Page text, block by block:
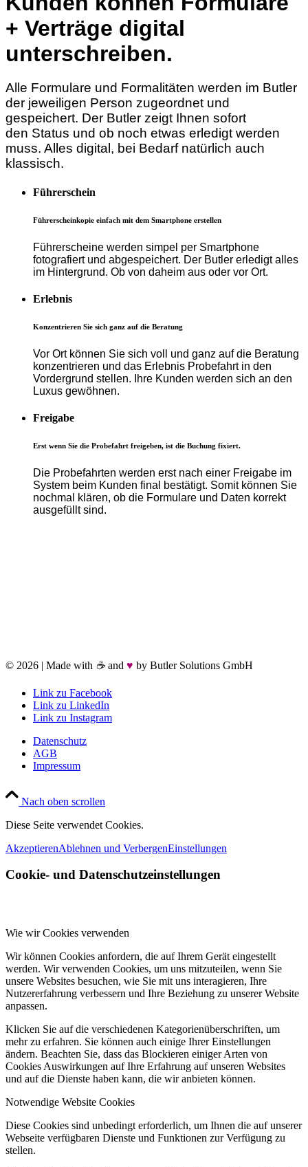
+ Verträge digital
unterschreiben.
Alle Formulare und Formalitäten werden im Butler
der jeweiligen Person zugeordnet und
gespeichert. Der Butler zeigt Ihnen sofort
den Status und ob noch etwas erledigtwerden
muss. Alles digital, bei Bedarf natürlich auch
klassisch.
Führerschein
Führerscheinkopie einfach mit dem Smartphone erstellen
Führerscheine werden simpel per Smartphone
fotografiert und abgespeichert. Der Butler erledigt alles
im Hintergrund. Ob von daheim aus oder vor Ort.
Erlebnis
Konzentrieren Sie sich ganz auf die Beratung
Vor Ort können Sie sich voll und ganz auf die Beratung
konzentrieren und das Erlebnis Probefahrt in den
Vordergrund stellen. Ihre Kunden werden sich an den
Luxus gewöhnen.
Freigabe
Erst wenn Sie die Probefahrt freigeben, ist die Buchung fixiert.
Die Probefahrten werden erst nach einer Freigabe im
System beim Kunden final bestätigt. Somit können Sie
nochmal klären, ob die Formulare und Daten korrekt
ausgefüllt sind.
© 2026 | Made with ☕ and ♥ by Butler Solutions GmbH
Link zu Facebook
Link zu LinkedIn
Link zu Instagram
Datenschutz
AGB
Impressum
Nach oben scrollen
Diese Seite verwendet Cookies.
AkzeptierenAblehnen und VerbergenEinstellungen
Cookie- und Datenschutzeinstellungen
Wie wir Cookies verwenden
Wir können Cookies anfordern, die auf Ihrem Gerät eingestellt
werden. Wir verwenden Cookies, um uns mitzuteilen, wenn Sie
unsere Websites besuchen, wie Sie mit uns interagieren, Ihre
Nutzererfahrung verbessern und Ihre Beziehung zu unserer Website
anpassen.
Klicken Sie auf die verschiedenen Kategorienüberschriften, um
mehr zu erfahren. Sie können auch einige Ihrer Einstellungen
ändern. Beachten Sie, dass das Blockieren einiger Arten von
Cookies Auswirkungen auf Ihre Erfahrung auf unseren Websites
und auf die Dienste haben kann, die wir anbieten können.
Notwendige Website Cookies
Diese Cookies sind unbedingt erforderlich, um Ihnen die auf unserer
Webseite verfügbaren Dienste und Funktionen zur Verfügung zu
stellen.